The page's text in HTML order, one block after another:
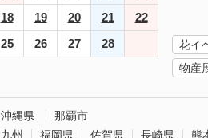
18 19 20 21
22
25 26 27 28 花イ
物産
沖縄県
那覇市
九州
福岡県 佐賀県 長崎県 熊